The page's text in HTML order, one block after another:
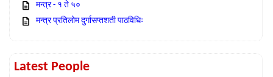
मन्त्र - १ ते ५०
मन्त्र प्रतिलोम दुर्गासप्तशती पाठविधिः
Latest People